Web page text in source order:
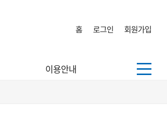
홈 로그인 회원가입
이용안내